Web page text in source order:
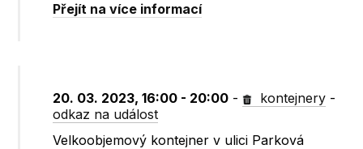
Přejít na více informací
20. 03. 2023, 16:00 - 20:00 - kontejnery -
odkaz na událost
Velkoobjemový kontejner v ulici Parková